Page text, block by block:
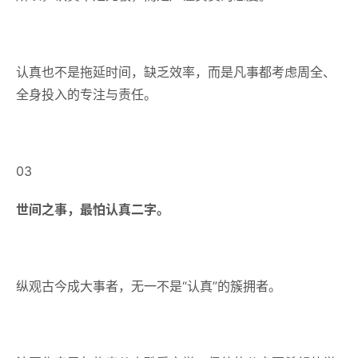
认真也不是拖延时间，缺乏效率，而是凡事都考虑周全、
全身投入的专注与责任。
03
世间之事，最怕认真二字。
纵观古今成大事者，无一不是“认真”的簇拥者。